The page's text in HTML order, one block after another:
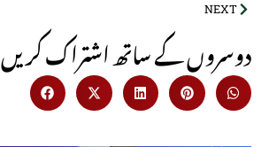
NEXT
:دوسروں کے ساتھ اشتراک کریں